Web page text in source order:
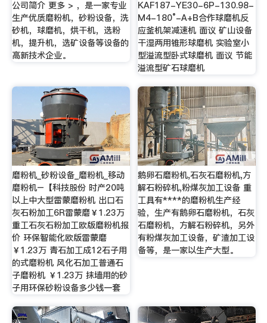
公司简介 更多 > ，是一家专业
生产优质磨粉机，砂粉设备，洗
砂机，球磨机，烘干机，选粉
机，提升机，选矿设备等设备的
高新技术企业。
KAF187-YE30-6P-130.98-
M4-180°-A+B合作球磨机反
应釜机架减速机 面议 矿山设备
干湿两用锥形球磨机 实验室小
型溢流型卧式球磨机 面议 节能
溢流型矿石球磨机
磨粉机_砂粉设备_磨粉机_移动
磨粉机–【科技股份 时产20吨
以上中大型雷蒙磨粉机 出口石
灰石粉加工6R雷蒙磨￥1.23万
重工石灰石粉加工欧版磨粉机报
价 环保智能化欧版雷蒙磨
￥1.23万 青石加工成12石子用
的式磨粉机 风化石加工普通石
子磨粉机 ￥1.23万 抹墙用的砂
子用环保砂粉设备多少钱一套
鹅卵石磨粉机,石灰石磨粉机,方
解石粉碎机,粉煤灰加工设备 重
工具有****的磨粉机生产经
验，生产有鹅卵石磨粉机，石灰
石磨粉机，方解石粉碎机，另外
有粉煤灰加工设备，矿渣加工设
备等，是一家以生产大型。